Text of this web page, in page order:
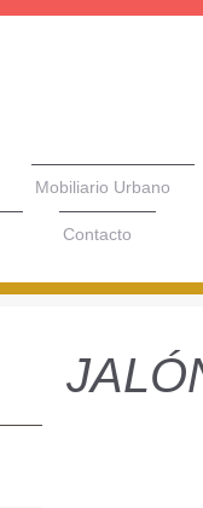
Mobiliario Urbano
Contacto